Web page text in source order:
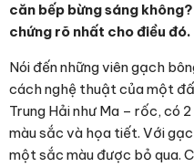
căn bếp bừng sáng
chứng rõ nhất cho điều đó.
Nói đến những viên gạch
cách nghệ thuật của một
Trung Hải như Ma – rốc, có
màu sắc và họa tiết. Với
một sắc màu được bỏ qua.